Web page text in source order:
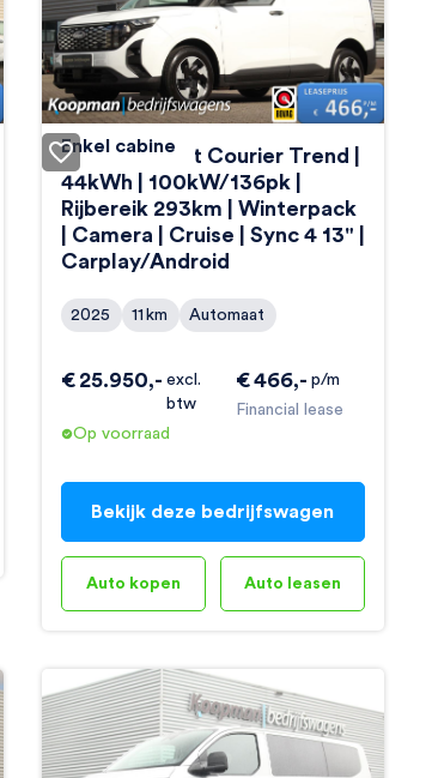
Enkel cabine
Ford E-Transit Courier Trend |
44kWh | 100kW/136pk |
Rijbereik 293km | Winterpack
| Camera | Cruise | Sync 4 13" |
Carplay/Android
2025 11 km Automaat
€466,- p/m
Financial lease
€ 25.950,- excl.
btw
Op voorraad
Bekijk deze bedrijfswagen
Auto kopen Auto leasen